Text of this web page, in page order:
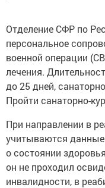
Отделение СФР по
персональное
военной операции
лечения.
до 25 дней,
Пройти санаторно-
При направлении в
учитываются
о состоянии
он не проходил
инвалидности, в